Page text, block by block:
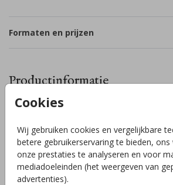
Cookies
Wij gebruiken cookies en vergelijkbare
betere gebruikerservaring te bieden,
onze prestaties te analyseren en voor
mediadoeleinden (het weergeven van
advertenties).
Formaten en prijzen
Productinformatie
Sierlijke boogvorm save the date kaart in
handgetekende items. Pas gemakkelijk
voeg bijvoorbeeld voor een wouw-effect
folie toe.